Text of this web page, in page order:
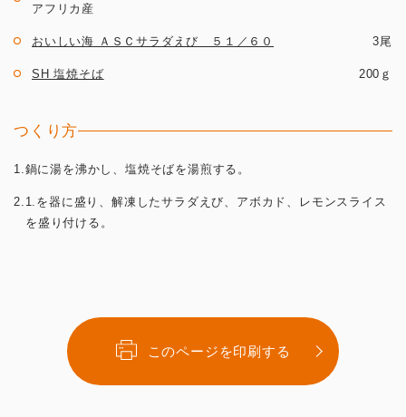
アフリカ産
おいしい海 ＡＳＣサラダえび ５１／６０ 3尾
SH 塩焼そば 200ｇ
つくり方
1.鍋に湯を沸かし、塩焼そばを湯煎する。
2.1.を器に盛り、解凍したサラダえび、アボカド、レモンスライス
を盛り付ける。
このページを印刷する